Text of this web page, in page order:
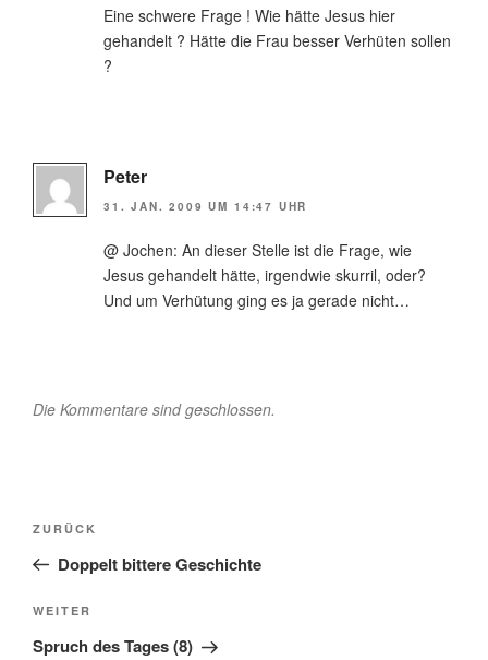
Eine schwere Frage ! Wie hätte Jesus hier
gehandelt ? Hätte die Frau besser Verhüten sollen
?
Peter
31. JAN. 2009 UM 14:47 UHR
@ Jochen: An dieser Stelle ist die Frage, wie
Jesus gehandelt hätte, irgendwie skurril, oder?
Und um Verhütung ging es ja gerade nicht…
Die Kommentare sind geschlossen.
Beitragsnavigation
Vorheriger
Beitrag
ZURÜCK
Doppelt bittere Geschichte
Nächster
Beitrag
WEITER
Spruch des Tages (8)